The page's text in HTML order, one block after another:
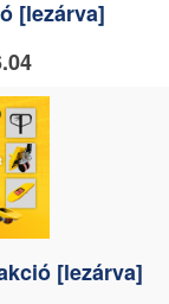
[lezárva]
[lezárva]